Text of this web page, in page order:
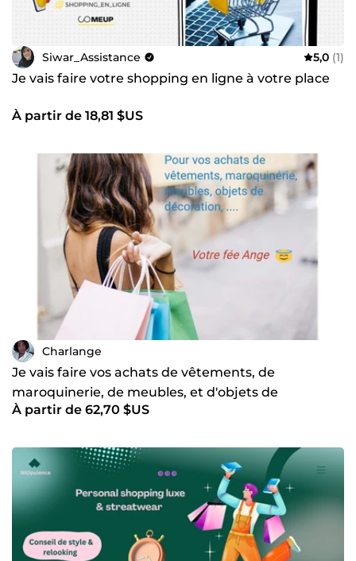
Siwar_Assistance 5,0 (1)
Je vais faire votre shopping en ligne à votre place
À partir de 18,81 $US
Charlange
Je vais faire vos achats de vêtements, de
maroquinerie, de meubles, et d'objets de
décoration à votre place
À partir de 62,70 $US